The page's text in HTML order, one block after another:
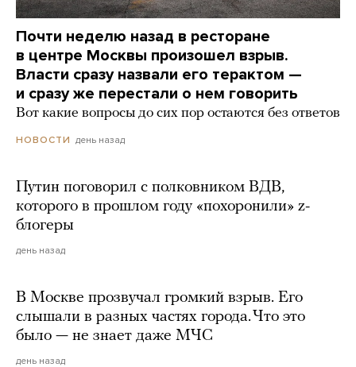
Почти неделю назад в ресторане
в центре Москвы произошел взрыв.
Власти сразу назвали его терактом —
и сразу же перестали о нем говорить
Вот какие вопросы до сих пор остаются без ответов
НОВОСТИ день назад
Путин поговорил с полковником ВДВ,
которого в прошлом году «похоронили» z-
блогеры
день назад
В Москве прозвучал громкий взрыв. Его
слышали в разных частях города. Что это
было — не знает даже МЧС
день назад